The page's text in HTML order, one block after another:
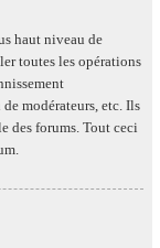
haut niveau de
toutes les opérations
modérateurs, etc. Ils
des forums. Tout ceci